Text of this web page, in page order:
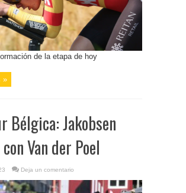
de la etapa de hoy
»
Bélgica: Jakobsen
Van der Poel
Deja un comentario